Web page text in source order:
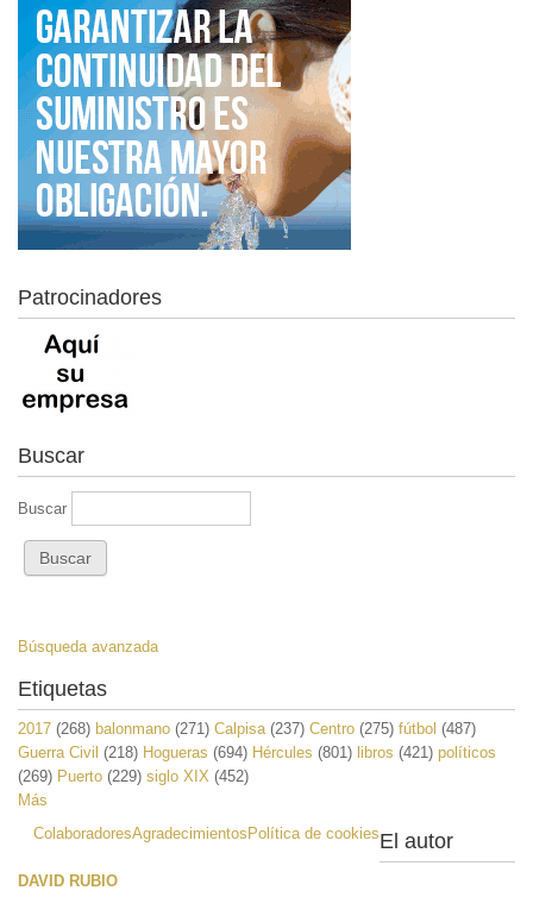
Patrocinadores
Buscar
Buscar
Búsqueda avanzada
Etiquetas
2017 (268) balonmano (271) Calpisa (237) Centro (275) fútbol (487)
Guerra Civil (218) Hogueras (694) Hércules (801) libros (421) políticos
(269) Puerto (229) siglo XIX (452)
Más
ColaboradoresAgradecimientos Política de cookiesEl autor
DAVID RUBIO